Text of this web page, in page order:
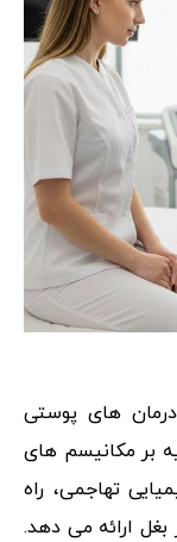
های پوستی
بر مکانیسم های
تهاجمی، راه
بغل ارائه می دهد.